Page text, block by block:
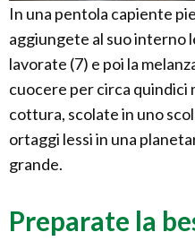
In una pentola capiente
aggiungete al suo
lavorate (7) e poi la
cuocere per circa quindici
cottura, scolate in uno
ortaggi lessi in una
grande.
Preparate la